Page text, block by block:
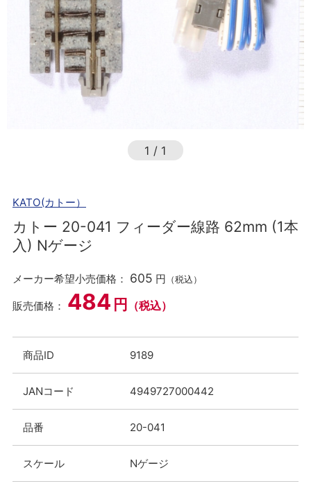
1 / 1
KATO(カトー）
カトー 20-041 フィーダー線路 62mm (1本
入) Nゲージ
メーカー希望小売価格： 605 円 （税込）
販売価格： 484 円 （税込）
商品ID 9189
JANコード 4949727000442
品番 20-041
スケール Nゲージ